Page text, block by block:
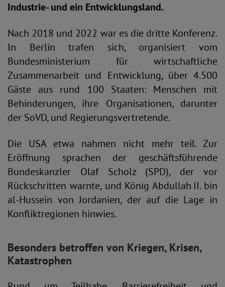
Industrie- und ein Entwicklungsland.
Nach 2018 und 2022 war es die dritte Konferenz.
In Berlin trafen sich, organisiert vom
Bundesministerium für wirtschaftliche
Zusammenarbeit und Entwicklung, über 4.500
Gäste aus rund 100 Staaten: Menschen mit
Behinderungen, ihre Organisationen, darunter
der SoVD, und Regierungsvertretende.
Die USA etwa nahmen nicht mehr teil. Zur
Eröffnung sprachen der geschäftsführende
Bundeskanzler Olaf Scholz (SPD), der vor
Rückschritten warnte, und König Abdullah II. bin
al-Hussein von Jordanien, der auf die Lage in
Konfliktregionen hinwies.
Besonders betroffen von Kriegen, Krisen,
Katastrophen